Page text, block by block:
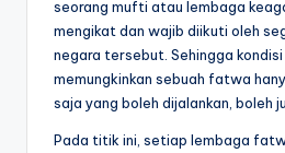
seorang mufti atau lembaga
mengikat dan wajib diikuti oleh
negara tersebut. Sehingga kondisi
memungkinkan sebuah fatwa
saja yang boleh dijalankan, boleh
Pada titik ini, setiap lembaga